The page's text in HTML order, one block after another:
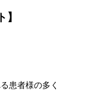
患者様の多く